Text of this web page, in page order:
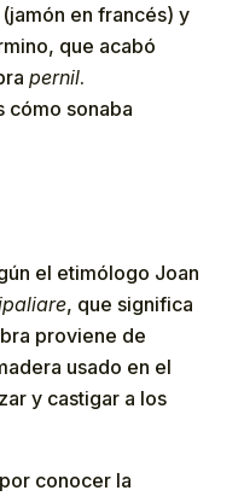
(jamón en francés) y
que acabó
pernil.
cómo sonaba
el etimólogo Joan
, que significa
proviene de
usado en el
y castigar a los
conocer la